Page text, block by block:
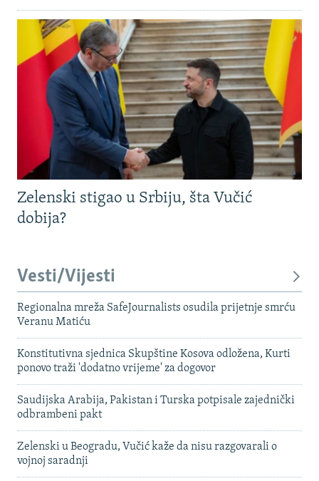
Zelenski stigao u Srbiju, šta Vučić
dobija?
Vesti/Vijesti
Regionalna mreža SafeJournalists osudila prijetnje smrću
Veranu Matiću
Konstitutivna sjednica Skupštine Kosova odložena, Kurti
ponovo traži 'dodatno vrijeme' za dogovor
Saudijska Arabija, Pakistan i Turska potpisale zajednički
odbrambeni pakt
Zelenski u Beogradu, Vučić kaže da nisu razgovarali o
vojnoj saradnji